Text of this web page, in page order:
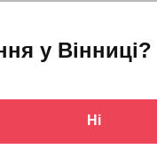
у Вінниці?
Ні